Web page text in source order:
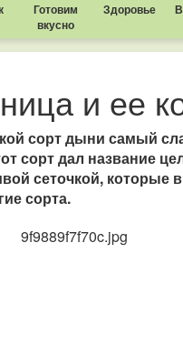
Готовим
вкусно
Здоровье
и ее
сорт дыни самый
сорт дал название
сеточкой,
сорта.